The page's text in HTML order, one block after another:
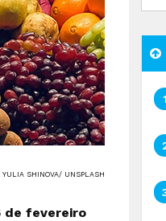
YULIA SHINOVA/ UNSPLASH
de fevereiro